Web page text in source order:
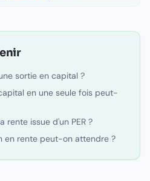
sortie en capital ?
en une seule fois peut-
rente issue d'un PER ?
en rente peut-on attendre ?